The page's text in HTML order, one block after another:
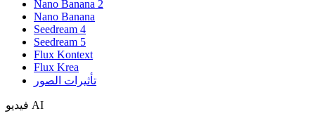
Nano Banana 2
Nano Banana
Seedream 4
Seedream 5
Flux Kontext
Flux Krea
تأثيرات الصور
فيديو AI